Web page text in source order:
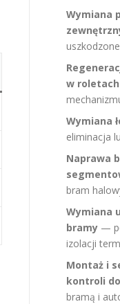
Wymiana
w roletach
Wymiana
eliminacja
Naprawa
bram
Wymiana
bramy —
izolacji
Montaż i
kontroli
bramą i